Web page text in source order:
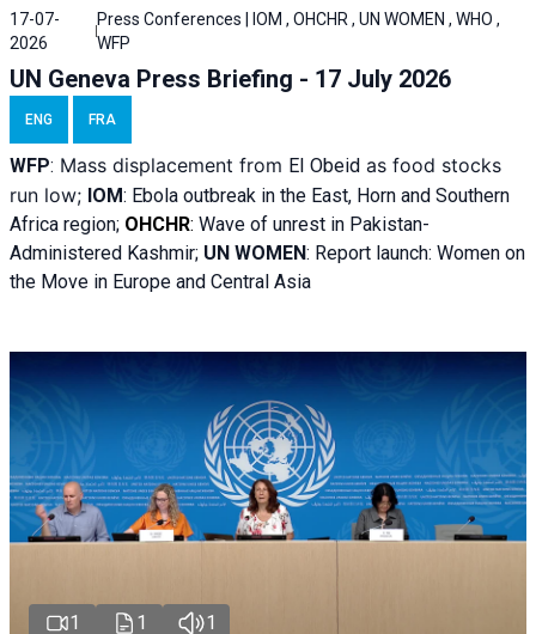
17-07-
2026
Press Conferences | IOM , OHCHR , UN WOMEN , WHO ,
WFP
UN Geneva Press Briefing - 17 July 2026
ENG FRA
WFP: Mass displacement from El Obeid as food stocks
run low; IOM: Ebola outbreak in the East, Horn and Southern
Africa region; OHCHR: Wave of unrest in Pakistan-
Administered Kashmir; UN WOMEN: Report launch: Women on
the Move in Europe and Central Asia
1 1 1